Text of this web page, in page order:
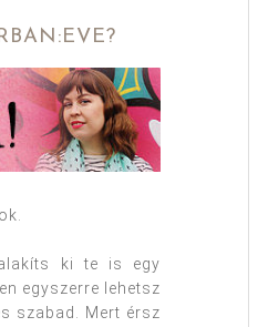
ki te is egy
egyszerre lehetsz
szabad. Mert érsz